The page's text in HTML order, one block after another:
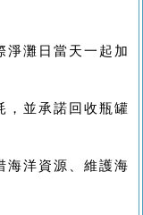
灘日當天一起加
，並承諾回收瓶罐
洋資源、維護海